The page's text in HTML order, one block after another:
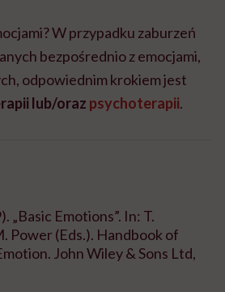
W przypadku zaburzeń
bezpośrednio z emocjami,
odpowiednim krokiem jest
lub/oraz psychoterapii.
„Basic Emotions”. In: T.
Power (Eds.). Handbook of
John Wiley & Sons Ltd,